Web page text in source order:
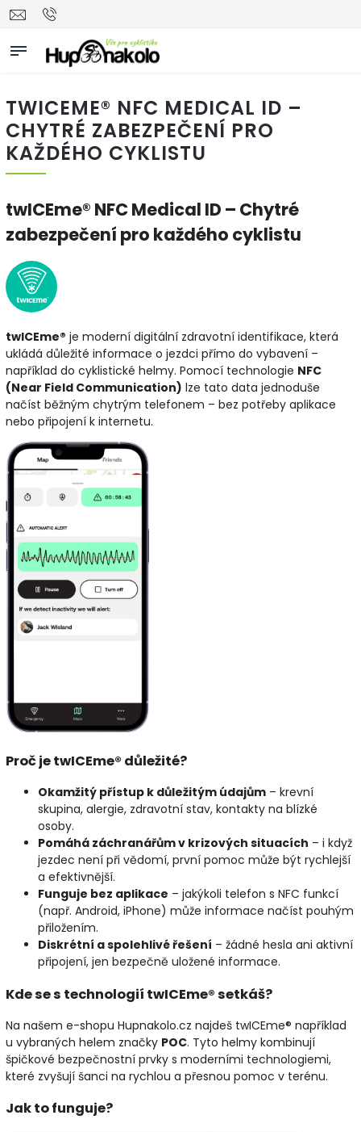
TWICEME® NFC MEDICAL ID –
CHYTRÉ ZABEZPEČENÍ PRO
KAŽDÉHO CYKLISTU
twICEme® NFC Medical ID – Chytré
zabezpečení pro každého cyklistu
twICEme® je moderní digitální zdravotní identifikace, která
ukládá důležité informace o jezdci přímo do vybavení –
například do cyklistické helmy. Pomocí technologie NFC
(Near Field Communication) lze tato data jednoduše
načíst běžným chytrým telefonem – bez potřeby aplikace
nebo připojení k internetu.
Proč je twICEme® důležité?
Okamžitý přístup k důležitým údajům – krevní
skupina, alergie, zdravotní stav, kontakty na blízké
osoby.
Pomáhá záchranářům v krizových situacích – i když
jezdec není při vědomí, první pomoc může být rychlejší
a efektivnější.
Funguje bez aplikace – jakýkoli telefon s NFC funkcí
(např. Android, iPhone) může informace načíst pouhým
přiložením.
Diskrétní a spolehlivé řešení – žádné hesla ani aktivní
připojení, jen bezpečně uložené informace.
Kde se s technologií twICEme® setkáš?
Na našem e-shopu Hupnakolo.cz najdeš twICEme® například
u vybraných helem značky POC. Tyto helmy kombinují
špičkové bezpečnostní prvky s moderními technologiemi,
které zvyšují šanci na rychlou a přesnou pomoc v terénu.
Jak to funguje?